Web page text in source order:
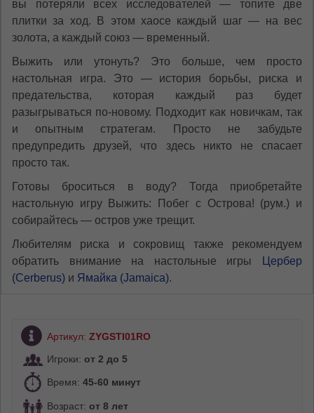
вы потеряли всех исследователей — топите две
плитки за ход. В этом хаосе каждый шаг — на вес
золота, а каждый союз — временный.
Выжить или утонуть? Это больше, чем просто
настольная игра. Это — история борьбы, риска и
предательства, которая каждый раз будет
разыгрываться по-новому. Подходит как новичкам, так
и опытным стратегам. Просто не забудьте
предупредить друзей, что здесь никто не спасает
просто так.
Готовы броситься в воду? Тогда приобретайте
настольную игру Выжить: Побег с Острова! (рум.) и
собирайтесь — остров уже трещит.
Любителям риска и сокровищ также рекомендуем
обратить внимание на настольные игры
Цербер
(Cerberus) и Ямайка (Jamaica).
Артикул: ZYGSTI01RO
Игроки: от 2 до 5
Время: 45-60 минут
Возраст: от 8 лет